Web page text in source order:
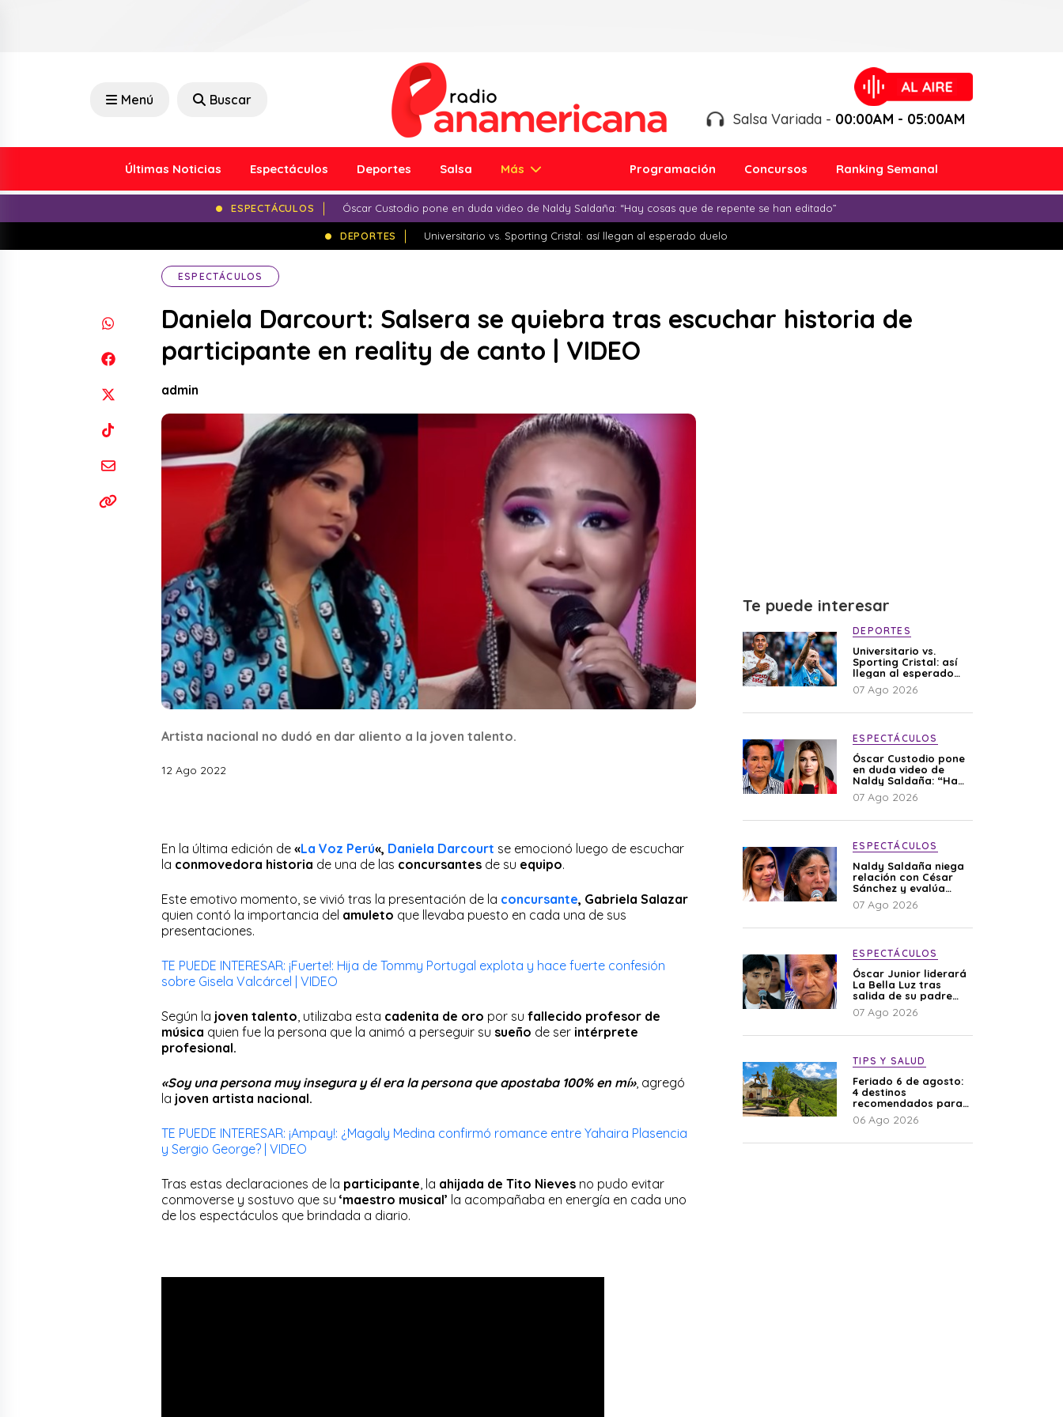
Menú Buscar
Salsa Variada - 00:00AM - 05:00AM
Últimas Noticias Espectáculos Deportes Salsa Más Programación Concursos Ranking Semanal
ESPECTÁCULOS Óscar Custodio pone en duda video de Naldy Saldaña: “Hay cosas que de repente se han editado”
DEPORTES Universitario vs. Sporting Cristal: así llegan al esperado duelo
ESPECTÁCULOS
Daniela Darcourt: Salsera se quiebra tras escuchar historia de
participante en reality de canto | VIDEO
admin
Artista nacional no dudó en dar aliento a la joven talento.
12 Ago 2022
En la última edición de «La Voz Perú«, Daniela Darcourt se emocionó luego de escuchar
la conmovedora historia de una de las concursantes de su equipo.
Este emotivo momento, se vivió tras la presentación de la concursante, Gabriela Salazar
quien contó la importancia del amuleto que llevaba puesto en cada una de sus
presentaciones.
TE PUEDE INTERESAR: ¡Fuerte!: Hija de Tommy Portugal explota y hace fuerte confesión
sobre Gisela Valcárcel | VIDEO
Según la joven talento , utilizaba esta cadenita de oro por su fallecido profesor de
música quien fue la persona que la animó a perseguir su sueño de ser intérprete
profesional.
«Soy una persona muy insegura y él era la persona que apostaba 100% en mí», agregó
la joven artista nacional.
TE PUEDE INTERESAR: ¡Ampay!: ¿Magaly Medina confirmó romance entre Yahaira Plasencia
y Sergio George? | VIDEO
Tras estas declaraciones de la participante , la ahijada de Tito Nieves no pudo evitar
conmoverse y sostuvo que su ‘maestro musical’ la acompañaba en energía en cada uno
de los espectáculos que brindada a diario.
Te puede interesar
DEPORTES
Universitario vs.
Sporting Cristal: así
llegan al esperado
duelo
07 Ago 2026
ESPECTÁCULOS
Óscar Custodio pone
en duda video de
Naldy Saldaña: “Hay
cosas que de repente
se han editado”
07 Ago 2026
ESPECTÁCULOS
Naldy Saldaña niega
relación con César
Sánchez y evalúa
denunciar a su
esposa: “Es una
07 Ago 2026
ESPECTÁCULOS
Óscar Junior liderará
La Bella Luz tras
salida de su padre
por polémica con
Naldy Saldaña
07 Ago 2026
TIPS Y SALUD
Feriado 6 de agosto:
4 destinos
recomendados para
disfrutar el descanso
06 Ago 2026